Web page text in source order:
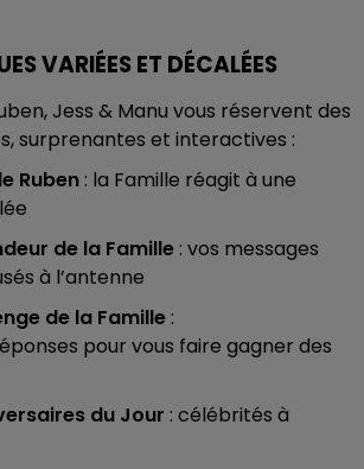
VARIÉES ET DÉCALÉES
Jess & Manu vous réservent des
surprenantes et interactives :
Ruben : la Famille réagit à une
de la Famille : vos messages
à l’antenne
de la Famille :
pour vous faire gagner des
du Jour : célébrités à